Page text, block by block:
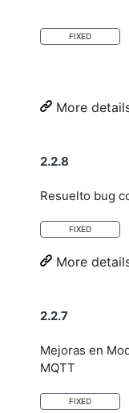
FIXED
More
2.2.8
Resuelto bug
FIXED
More
2.2.7
Mejoras en
MQTT
FIXED